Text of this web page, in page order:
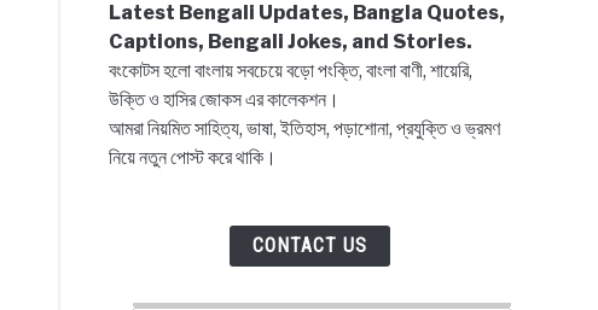
Latest Bengali Updates, Bangla Quotes,
Captions, Bengali Jokes, and Stories.
বংকোটস হলো বাংলায় সবচেয়ে বড়ো পংক্তি, বাংলা বাণী, শায়েরি,
উক্তি ও হাসির জোকস এর কালেকশন।
আমরা নিয়মিত সাহিত্য, ভাষা, ইতিহাস, পড়াশোনা, প্রযুক্তি ও ভ্রমণ
নিয়ে নতুন পোস্ট করে থাকি।
CONTACT US